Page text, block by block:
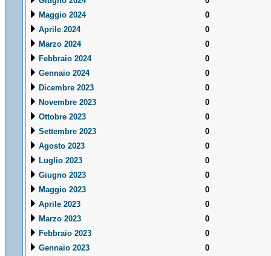
Maggio 2024
0
Aprile 2024
0
Marzo 2024
0
Febbraio 2024
0
Gennaio 2024
0
Dicembre 2023
0
Novembre 2023
0
Ottobre 2023
0
Settembre 2023
0
Agosto 2023
0
Luglio 2023
0
Giugno 2023
0
Maggio 2023
0
Aprile 2023
0
Marzo 2023
0
Febbraio 2023
0
Gennaio 2023
0